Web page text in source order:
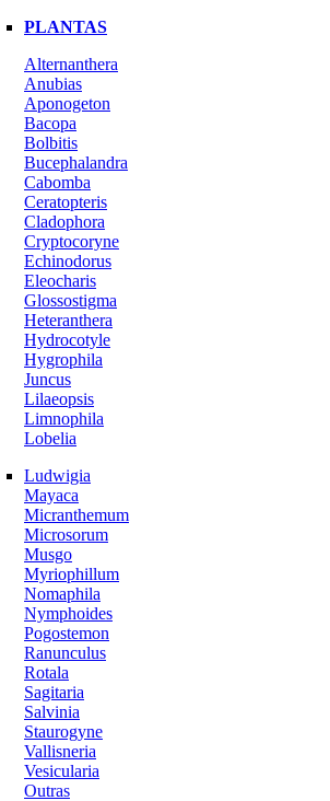
PLANTAS
Alternanthera
Anubias
Aponogeton
Bacopa
Bolbitis
Bucephalandra
Cabomba
Ceratopteris
Cladophora
Cryptocoryne
Echinodorus
Eleocharis
Glossostigma
Heteranthera
Hydrocotyle
Hygrophila
Juncus
Lilaeopsis
Limnophila
Lobelia
Ludwigia
Mayaca
Micranthemum
Microsorum
Musgo
Myriophillum
Nomaphila
Nymphoides
Pogostemon
Ranunculus
Rotala
Sagitaria
Salvinia
Staurogyne
Vallisneria
Vesicularia
Outras